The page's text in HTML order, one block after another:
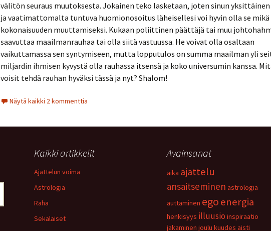
välitön seuraus muutoksesta. Jokainen teko lasketaan, joten sinun
ja vaatimattomalta tuntuva huomionosoitus läheisellesi voi hyvin olla se
kokonaisuuden muuttamiseksi. Kukaan poliittinen päättäjä tai muu
saavuttaa maailmanrauhaa tai olla siitä vastuussa. He voivat olla osaltaan
vaikuttamassa sen syntymiseen, mutta lopputulos on summa maailman yli
miljardin ihmisen kyvystä olla rauhassa itsensä ja koko universumin kanssa.
voisit tehdä rauhan hyväksi tässä ja nyt? Shalom!
Näytä kaikki 2 kommenttia
Kaikki artikkelit
Ajattelun voima
Astrologia
Raha
Sekalaiset
Avainsanat
aika ajattelu
ansaitseminen astrologia
auttaminen egoenergia
henkisyys illuusio inspiraatio
jakaminen joulu kuudes aisti